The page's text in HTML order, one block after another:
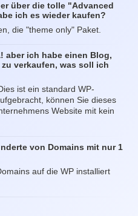
über die tolle "Advanced
ich es wieder kaufen?
die "theme only" Paket.
aber ich habe einen Blog,
verkaufen, was soll ich
ist ein standard WP-
können Sie dieses
Website mit kein
von Domains mit nur 1
auf die WP installiert